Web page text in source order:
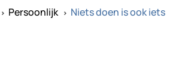
Persoonlijk ^
Niets doen is ook iets